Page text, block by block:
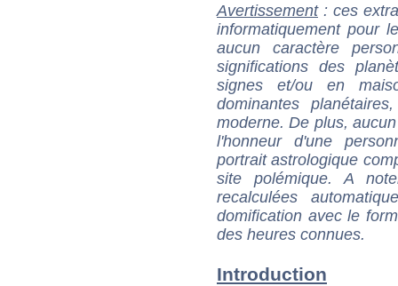
Avertissement: ces
informatiquement pour
aucun caractère
significations des
signes et/ou en
dominantes
moderne. De plus,
l'honneur d'une
portrait astrologique
site polémique. A
recalculées
domification avec le
des heures connues.
Introduction